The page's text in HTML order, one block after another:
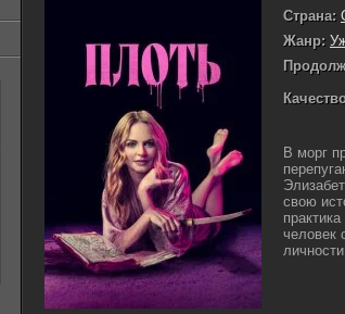
Страна:
Жанр:
В морг
свою
человек